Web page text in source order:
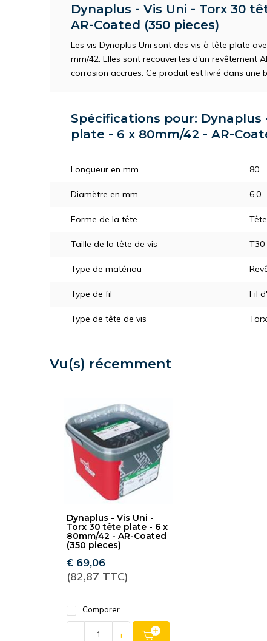
Dynaplus - Vis Uni - Torx 30
AR-Coated (350 pieces)
Les vis Dynaplus Uni sont des vis à tête plate
mm/42. Elles sont recouvertes d'un revêtement
corrosion accrues. Ce produit est livré dans une
Spécifications pour: Dynaplus
plate - 6 x 80mm/42 - AR-
Longueur en mm 80
Diamètre en mm 6,0
Forme de la tête
Taille de la tête de vis T30
Type de matériau
Type de fil Fil
Type de tête de vis
Vu(s) récemment
Dynaplus - Vis Uni -
Torx 30 tête plate - 6 x
80mm/42 - AR-Coated
(350 pieces)
€ 69,06
(82,87 TTC)
Comparer
- +